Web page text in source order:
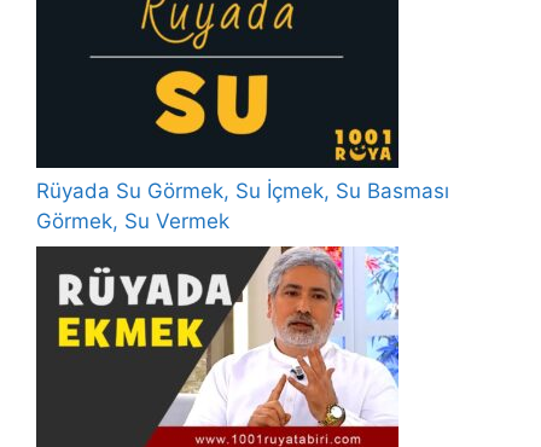
Rüyada Su Görmek, Su İçmek, Su Basması
Görmek, Su Vermek